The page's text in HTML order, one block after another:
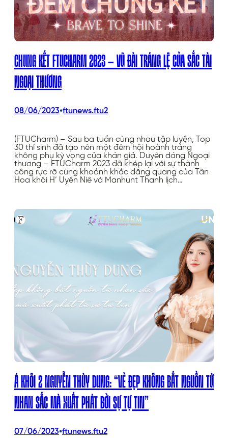
CHUNG KẾT FTUCHARM 2023 – VŨ ĐÀI TRÁNG LỆ CỦA SẮC TÀI
NGOẠI THƯƠNG
08/06/2023•ftunews.ftu2
(FTUCharm) – Sau ba tuần cùng nhau tập luyện, Top
30 thí sinh đã tạo nên một đêm hội hoành tráng
không phụ kỳ vọng của khán giả. Duyên dáng Ngoại
thương – FTUCharm 2023 đã khép lại với sự thành
công rực rỡ cùng khoảnh khắc đăng quang của Tân
Hoa khôi H’ Uyên Niê và Manhunt Thanh lịch…
Á KHÔI 2 NGUYỄN THÙY DUNG: “VẺ ĐẸP KHÔNG BẮT NGUỒN TỪ
NHAN SẮC MÀ XUẤT PHÁT BỞI SỰ TỰ TIN”
07/06/2023•ftunews.ftu2